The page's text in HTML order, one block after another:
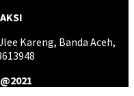
Kareng, Banda Aceh,